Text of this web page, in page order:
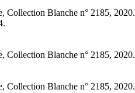
Collection Blanche n° 2185, 2020.
Collection Blanche n° 2185, 2020.
Collection Blanche n° 2185, 2020.